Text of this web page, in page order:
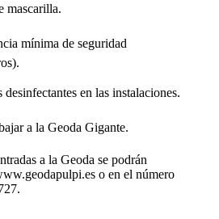
mascarilla.
mínima de seguridad
en las instalaciones.
a la Geoda Gigante.
a la Geoda se podrán
o en el número